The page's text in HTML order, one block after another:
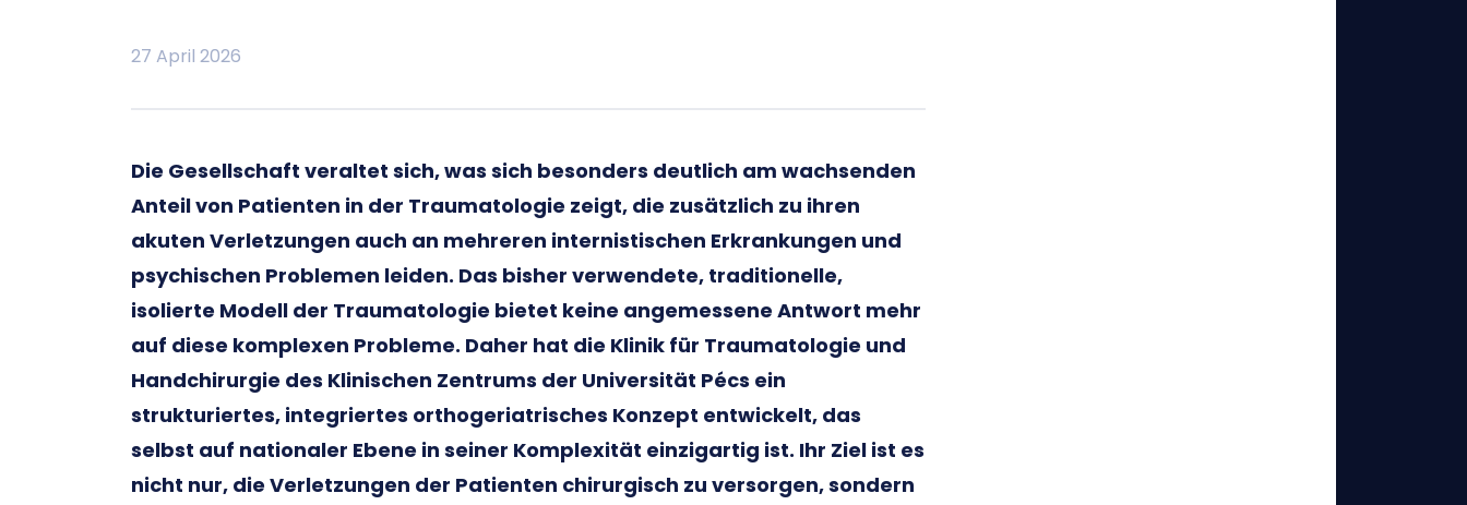
27 April 2026
Die Gesellschaft veraltet sich, was sich besonders deutlich am wachsenden
Anteil von Patienten in der Traumatologie zeigt, die zusätzlich zu ihren
akuten Verletzungen auch an mehreren internistischen Erkrankungen und
psychischen Problemen leiden. Das bisher verwendete, traditionelle,
isolierte Modell der Traumatologie bietet keine angemessene Antwort mehr
auf diese komplexen Probleme. Daher hat die Klinik für Traumatologie und
Handchirurgie des Klinischen Zentrums der Universität Pécs ein
strukturiertes, integriertes orthogeriatrisches Konzept entwickelt, das
selbst auf nationaler Ebene in seiner Komplexität einzigartig ist. Ihr Ziel ist es
nicht nur, die Verletzungen der Patienten chirurgisch zu versorgen, sondern